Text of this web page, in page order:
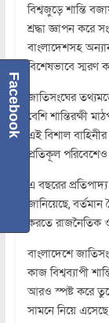
বিশ্বজুড়ে শান্তি
শ্রদ্ধা জ্ঞাপন করে
বাংলাদেশসহ
বিশেষভাবে স্মরণ
জাতিসংঘের
বেশি শান্তিরক্ষী
এই বিশাল
প্রতিকূল পরিবেশেও
এ বছরের
জানিয়েছে, বর্তমান
করতে রাজনৈতিক
বাংলাদেশে
কাজ বিশ্বব্যাপী
আরও স্পষ্ট করে
সামনে নিয়ে
Facebook